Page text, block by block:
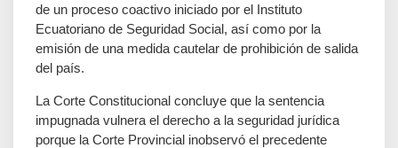
de un proceso coactivo iniciado por el Instituto
Ecuatoriano de Seguridad Social, así como por la
emisión de una medida cautelar de prohibición de salida
del país.
La Corte Constitucional concluye que la sentencia
impugnada vulnera el derecho a la seguridad jurídica
porque la Corte Provincial inobservó el precedente